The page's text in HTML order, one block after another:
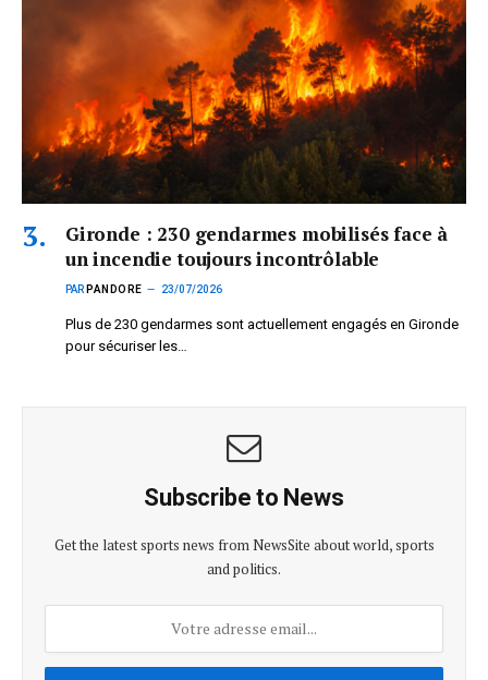
Gironde : 230 gendarmes mobilisés face à
un incendie toujours incontrôlable
PAR PANDORE 23/07/2026
Plus de 230 gendarmes sont actuellement engagés en Gironde
pour sécuriser les…
Subscribe to News
Get the latest sports news from NewsSite about world, sports
and politics.